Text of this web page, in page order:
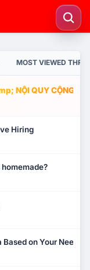
MOST VIEWED
NỘI QUY CỘNG
Hiring
on Your Needs